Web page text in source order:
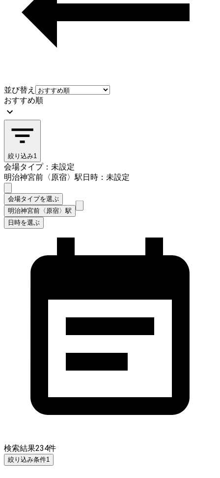
並び替え
おすすめ順
絞り込み1
会場タイプ：未設定
明治神宮前〈原宿〉駅日時：未設定
会場タイプを選ぶ
明治神宮前〈原宿〉駅
日時を選ぶ
検索結果234件
絞り込み条件1